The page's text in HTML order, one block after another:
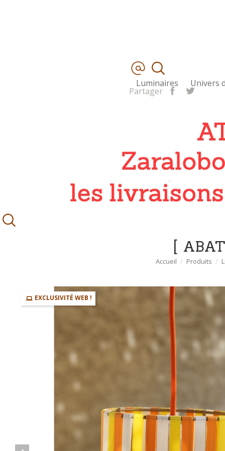
Partager
Luminaires Univers
Accueil Produits
EXCLUSIVITÉ WEB !